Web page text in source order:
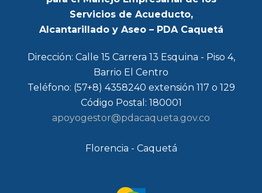
Servicios de Acueducto,
Alcantarillado y Aseo – PDA Caquetá
Dirección: Calle 15 Carrera 13 Esquina - Piso 4,
Barrio El Centro
Teléfono: (57+8) 4358240 extensión 117 o 129
Código Postal: 180001
apoyogestor@pdacaqueta.gov.co
Florencia - Caquetá